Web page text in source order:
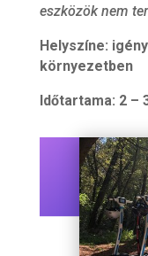
eszközök nem
Helyszíne:
környezetben
Időtartama: 2 –